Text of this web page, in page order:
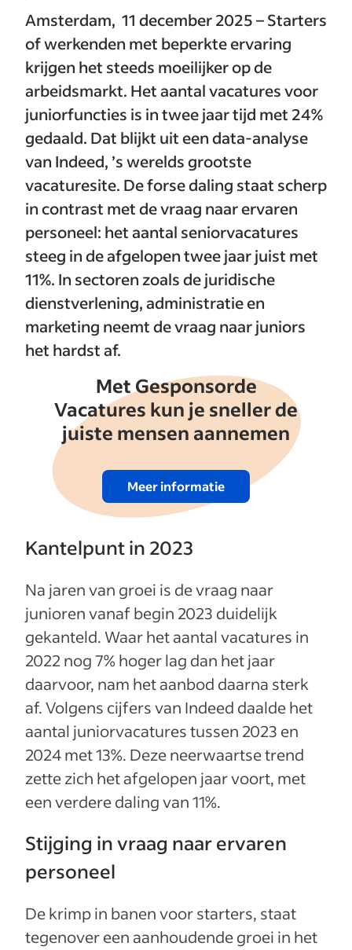
Amsterdam, 11 december 2025 – Starters
of werkenden met beperkte ervaring
krijgen het steeds moeilijker op de
arbeidsmarkt. Het aantal vacatures voor
juniorfuncties is in twee jaar tijd met 24%
gedaald. Dat blijkt uit een data-analyse
van Indeed, ’s werelds grootste
vacaturesite. De forse daling staat scherp
in contrast met de vraag naar ervaren
personeel: het aantal seniorvacatures
steeg in de afgelopen twee jaar juist met
11%. In sectoren zoals de juridische
dienstverlening, administratie en
marketing neemt de vraag naar juniors
het hardst af.
Met Gesponsorde
Vacatures kun je sneller de
juiste mensen aannemen
Meer informatie
Kantelpunt in 2023
Na jaren van groei is de vraag naar
junioren vanaf begin 2023 duidelijk
gekanteld. Waar het aantal vacatures in
2022 nog 7% hoger lag dan het jaar
daarvoor, nam het aanbod daarna sterk
af. Volgens cijfers van Indeed daalde het
aantal juniorvacatures tussen 2023 en
2024 met 13%. Deze neerwaartse trend
zette zich het afgelopen jaar voort, met
een verdere daling van 11%.
Stijging in vraag naar ervaren
personeel
De krimp in banen voor starters, staat
tegenover een aanhoudende groei in het